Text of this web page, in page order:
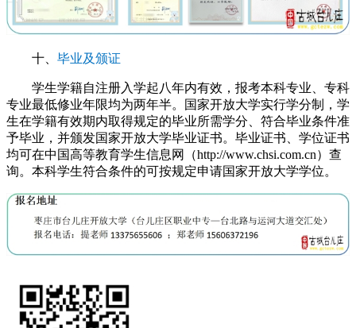
十、 毕业及颁证
学生学籍自注册入学起八年内有效，报考本科专业、专科
专业最低修业年限均为两年半。国家开放大学实行学分制，学
生在学籍有效期内取得规定的毕业所需学分、符合毕业条件准
予毕业，并颁发国家开放大学毕业证书。毕业证书、学位证书
均可在中国高等教育学生信息网（http://www.chsi.com.cn）查
询。本科学生符合条件的可按规定申请国家开放大学学位。